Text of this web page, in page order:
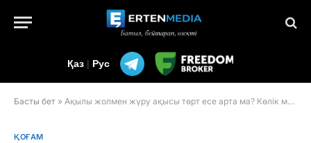
Қаз | Рус
Басты бет » Ақылы жолмен жүру ақысы төрт есе арта ма? Көлік министрінің жауабы
ҚОҒАМ